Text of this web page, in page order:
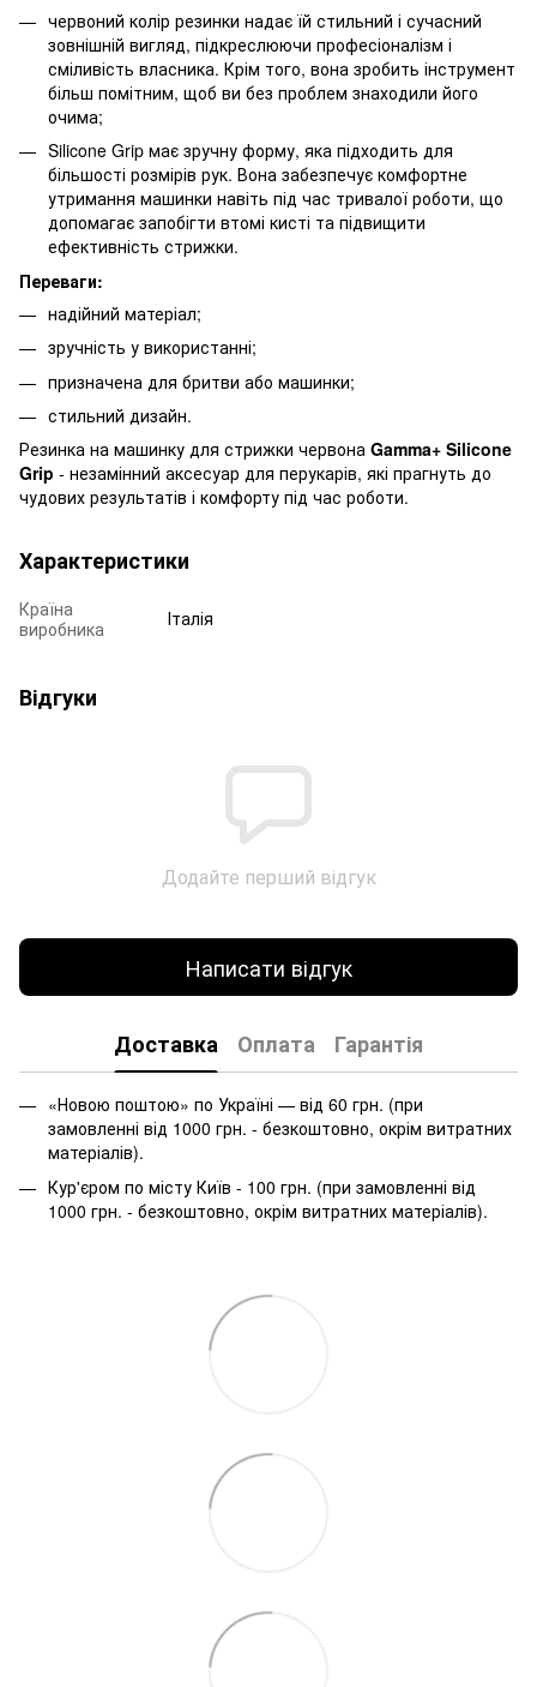
червоний колір резинки надає їй стильний і сучасний
зовнішній вигляд, підкреслюючи професіоналізм і
сміливість власника. Крім того, вона зробить інструмент
більш помітним, щоб ви без проблем знаходили його
очима;
Silicone Grip має зручну форму, яка підходить для
більшості розмірів рук. Вона забезпечує комфортне
утримання машинки навіть під час тривалої роботи, що
допомагає запобігти втомі кисті та підвищити
ефективність стрижки.
Переваги:
надійний матеріал;
зручність у використанні;
призначена для бритви або машинки;
стильний дизайн.
Резинка на машинку для стрижки червона Gamma+ Silicone
Grip - незамінний аксесуар для перукарів, які прагнуть до
чудових результатів і комфорту під час роботи.
Характеристики
Країна
виробника
Італія
Відгуки
Додайте перший відгук
Написати відгук
Доставка Оплата Гарантія
«Новою поштою» по Україні — від 60 грн. (при
замовленні від 1000 грн. - безкоштовно, окрім витратних
матеріалів).
Кур'єром по місту Київ - 100 грн. (при замовленні від
1000 грн. - безкоштовно, окрім витратних матеріалів).